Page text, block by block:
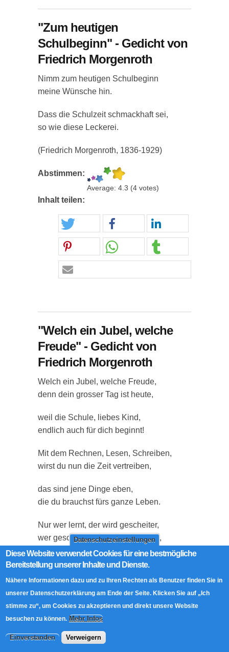
Datenschutzeinstellungen
Diese Website verwendet Cookies für eine bestmögliche
Bereitstellung unserer Inhalte und Dienste.
Nähere Informationen dazu und zu Ihren Rechten als Benutzer finden Sie in
unserer Datenschutzerklärung am Ende der Seite. Klicken Sie auf „Ich
stimme zu“, um Cookies zu akzeptieren und direkt unsere Website
besuchen zu können. Mehr Infos
Einverstanden Verweigern
"Zum heutigen
Schulbeginn" - Gedicht von
Friedrich Morgenroth
Nimm zum heutigen Schulbeginn
meine Wünsche hin.
Dass die Schulzeit schmackhaft sei,
so wie diese Leckerei.
(Friedrich Morgenroth, 1836-1929)
Abstimmen:
Average: 4.3 (4 votes)
Inhalt teilen:
"Welch ein Jubel, welche
Freude" - Gedicht von
Friedrich Morgenroth
Welch ein Jubel, welche Freude,
denn dein grosser Tag ist heute,
weil die Schule, liebes Kind,
endlich auch für dich beginnt!
Mit dem Rechnen, Lesen, Schreiben,
wirst du nun die Zeit vertreiben,
das sind jene Dinge eben,
die du brauchst fürs ganze Leben.
Nur wer lernt, der wird gescheiter,
wer gescheit ist, der kommt weiter,
Lernen soll dir Freude bereiten
(Friedrich Morgenroth 1836-1929)
Abstimmen:
Average:
Inhalt teilen: